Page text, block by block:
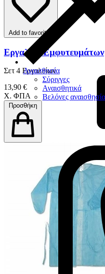
Αναισθησία
Σύριγγες
Αναισθητικά
Βελόνες
Add to favorites
Εργαλεία Εμφυτευμάτων
Σετ 4 Εργαλείων
13,90 €
Χ. ΦΠΑ
Προσθήκη